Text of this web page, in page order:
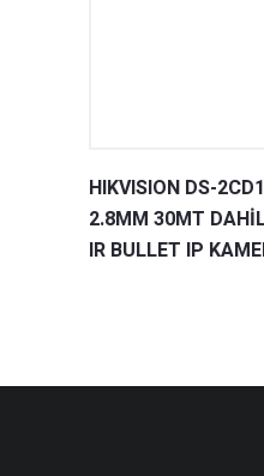
HIKVISION DS-
2.8MM 30MT
IR BULLET IP